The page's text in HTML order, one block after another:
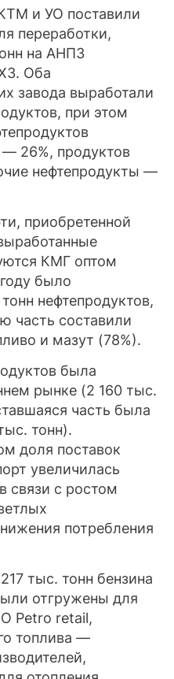
и УО поставили
переработки,
на АНПЗ
Оба
завода выработали
при этом
— 26%, продуктов
нефтепродукты —
приобретенной
КМГ оптом
было
нефтепродуктов,
часть составили
и мазут (78%).
была
рынке (2 160 тыс.
часть была
тонн).
доля поставок
увеличилась
связи с ростом
потребления
тыс. тонн бензина
отгружены для
Petro retail,
топлива —